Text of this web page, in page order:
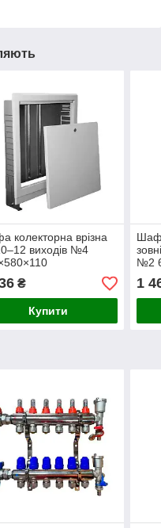
колекторна врізна
виходів №4
₴
Купити
№2
1